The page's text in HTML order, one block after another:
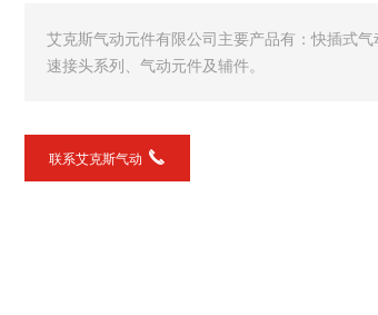
艾克斯气动元件有限公司主要产品有：快插式
速接头系列、气动元件及辅件。
联系艾克斯气动